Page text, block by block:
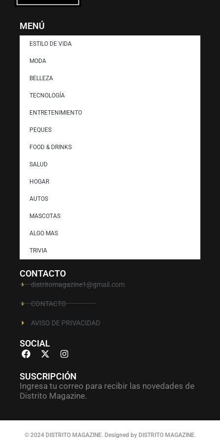
MENÚ
ESTILO DE VIDA
MODA
BELLEZA
TECNOLOGÍA
ENTRETENIMIENTO
PEQUES
FOOD & DRINKS
SALUD
HOGAR
AUTOS
MASCOTAS
ALGO MAS
TRIVIA
CONTACTO
distritomagazine1@gmail.com
CONTACTO
AVISO DE PRIVACIDAD
SOCIAL
SUSCRIPCIÓN
Ingresa tu correo para recibir las novedades de
Distrito Magazine.
© 2024 DISTRITO MAGAZINE. Designed by DISTRITO MAGAZINE.